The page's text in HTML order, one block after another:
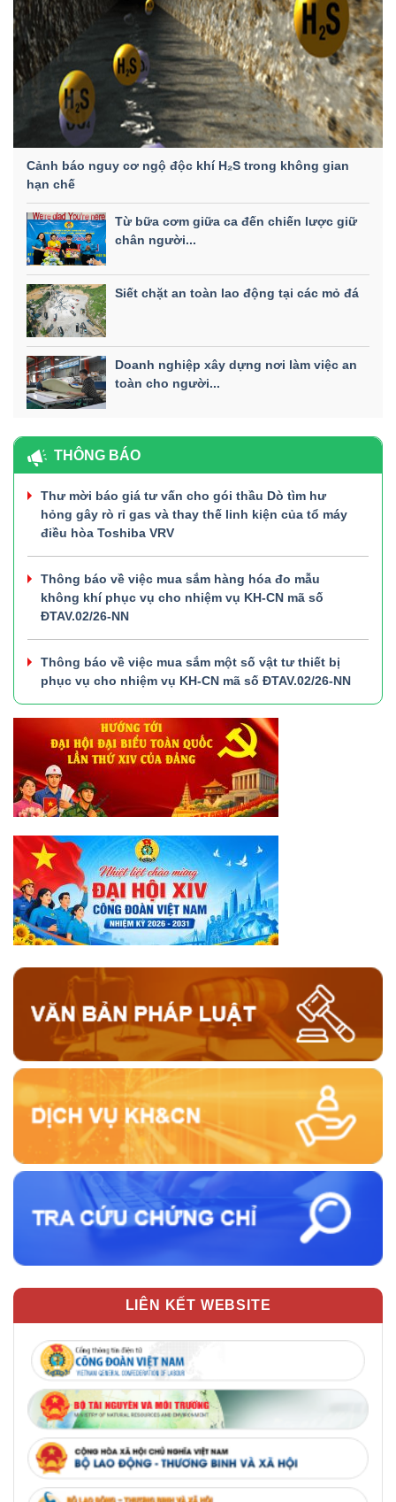
Cảnh báo nguy cơ ngộ độc khí H₂S trong không gian
hạn chế
Từ bữa cơm giữa ca đến chiến lược giữ
chân người...
Siết chặt an toàn lao động tại các mỏ đá
Doanh nghiệp xây dựng nơi làm việc an
toàn cho người...
THÔNG BÁO
Thư mời báo giá tư vấn cho gói thầu Dò tìm hư
hỏng gây rò rỉ gas và thay thế linh kiện của tổ máy
điều hòa Toshiba VRV
Thông báo về việc mua sắm hàng hóa đo mẫu
không khí phục vụ cho nhiệm vụ KH-CN mã số
ĐTAV.02/26-NN
Thông báo về việc mua sắm một số vật tư thiết bị
phục vụ cho nhiệm vụ KH-CN mã số ĐTAV.02/26-NN
LIÊN KẾT WEBSITE